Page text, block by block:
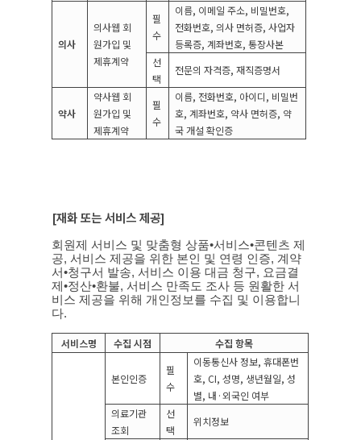
의사
의사웹 회
원가입 및
제휴계약
필
수
이름, 이메일 주소, 비밀번호,
전화번호,의사 면허증,사업자
등록증,계좌번호,통장사본
선
택
전문의 자격증,재직증명서
약사
약사웹 회
원가입 및
제휴계약
필
수
이름, 전화번호, 아이디, 비밀번
호,계좌번호, 약사 면허증, 약
국 개설 확인증
[재화 또는 서비스 제공]
회원제 서비스 및 맞춤형 상품•서비스•콘텐츠 제
공,서비스 제공을 위한 본인 및 연령 인증, 계약
서•청구서 발송,서비스 이용 대금 청구, 요금결
제•정산•환불,서비스 만족도 조사 등 원활한 서
비스 제공을 위해 개인정보를 수집 및 이용합니
다.
서비스명 수집 시점 수집 항목
본인인증
필
수
이동통신사 정보,휴대폰번
호, CI,성명, 생년월일,성
별, 내 ·외국인 여부
의료기관
조회
선
택
위치정보